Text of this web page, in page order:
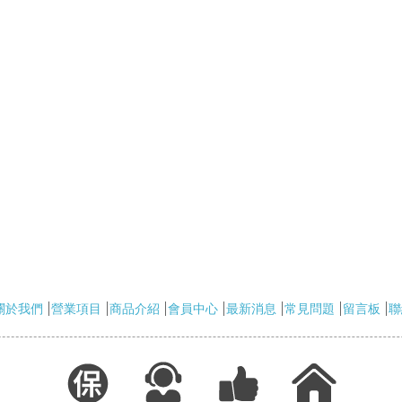
於我們 營業項目 商品介紹 會員中心 最新消息 常見問題 留言板